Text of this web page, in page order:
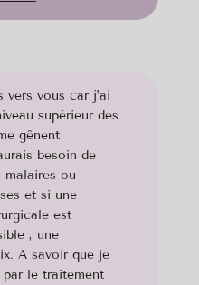
vers vous car j’ai
supérieur des
gênent
besoin de
malaires ou
et si une
est
, une
A savoir que je
par le traitement